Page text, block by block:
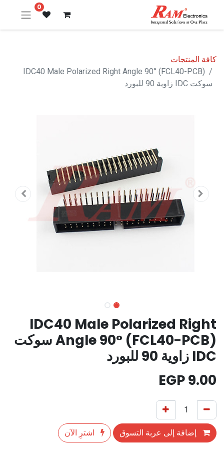
0
كافة المنتجات
IDC40 Male Polarized Right Angle 90° (FCL40-PCB)
سوكت IDC زاوية 90 للبورد
IDC40 Male Polarized Right
Angle 90° (FCL40-PCB) سوكت
IDC زاوية 90 للبورد
9.00
إضافة إلى عربة التسوق اشترِ الآن